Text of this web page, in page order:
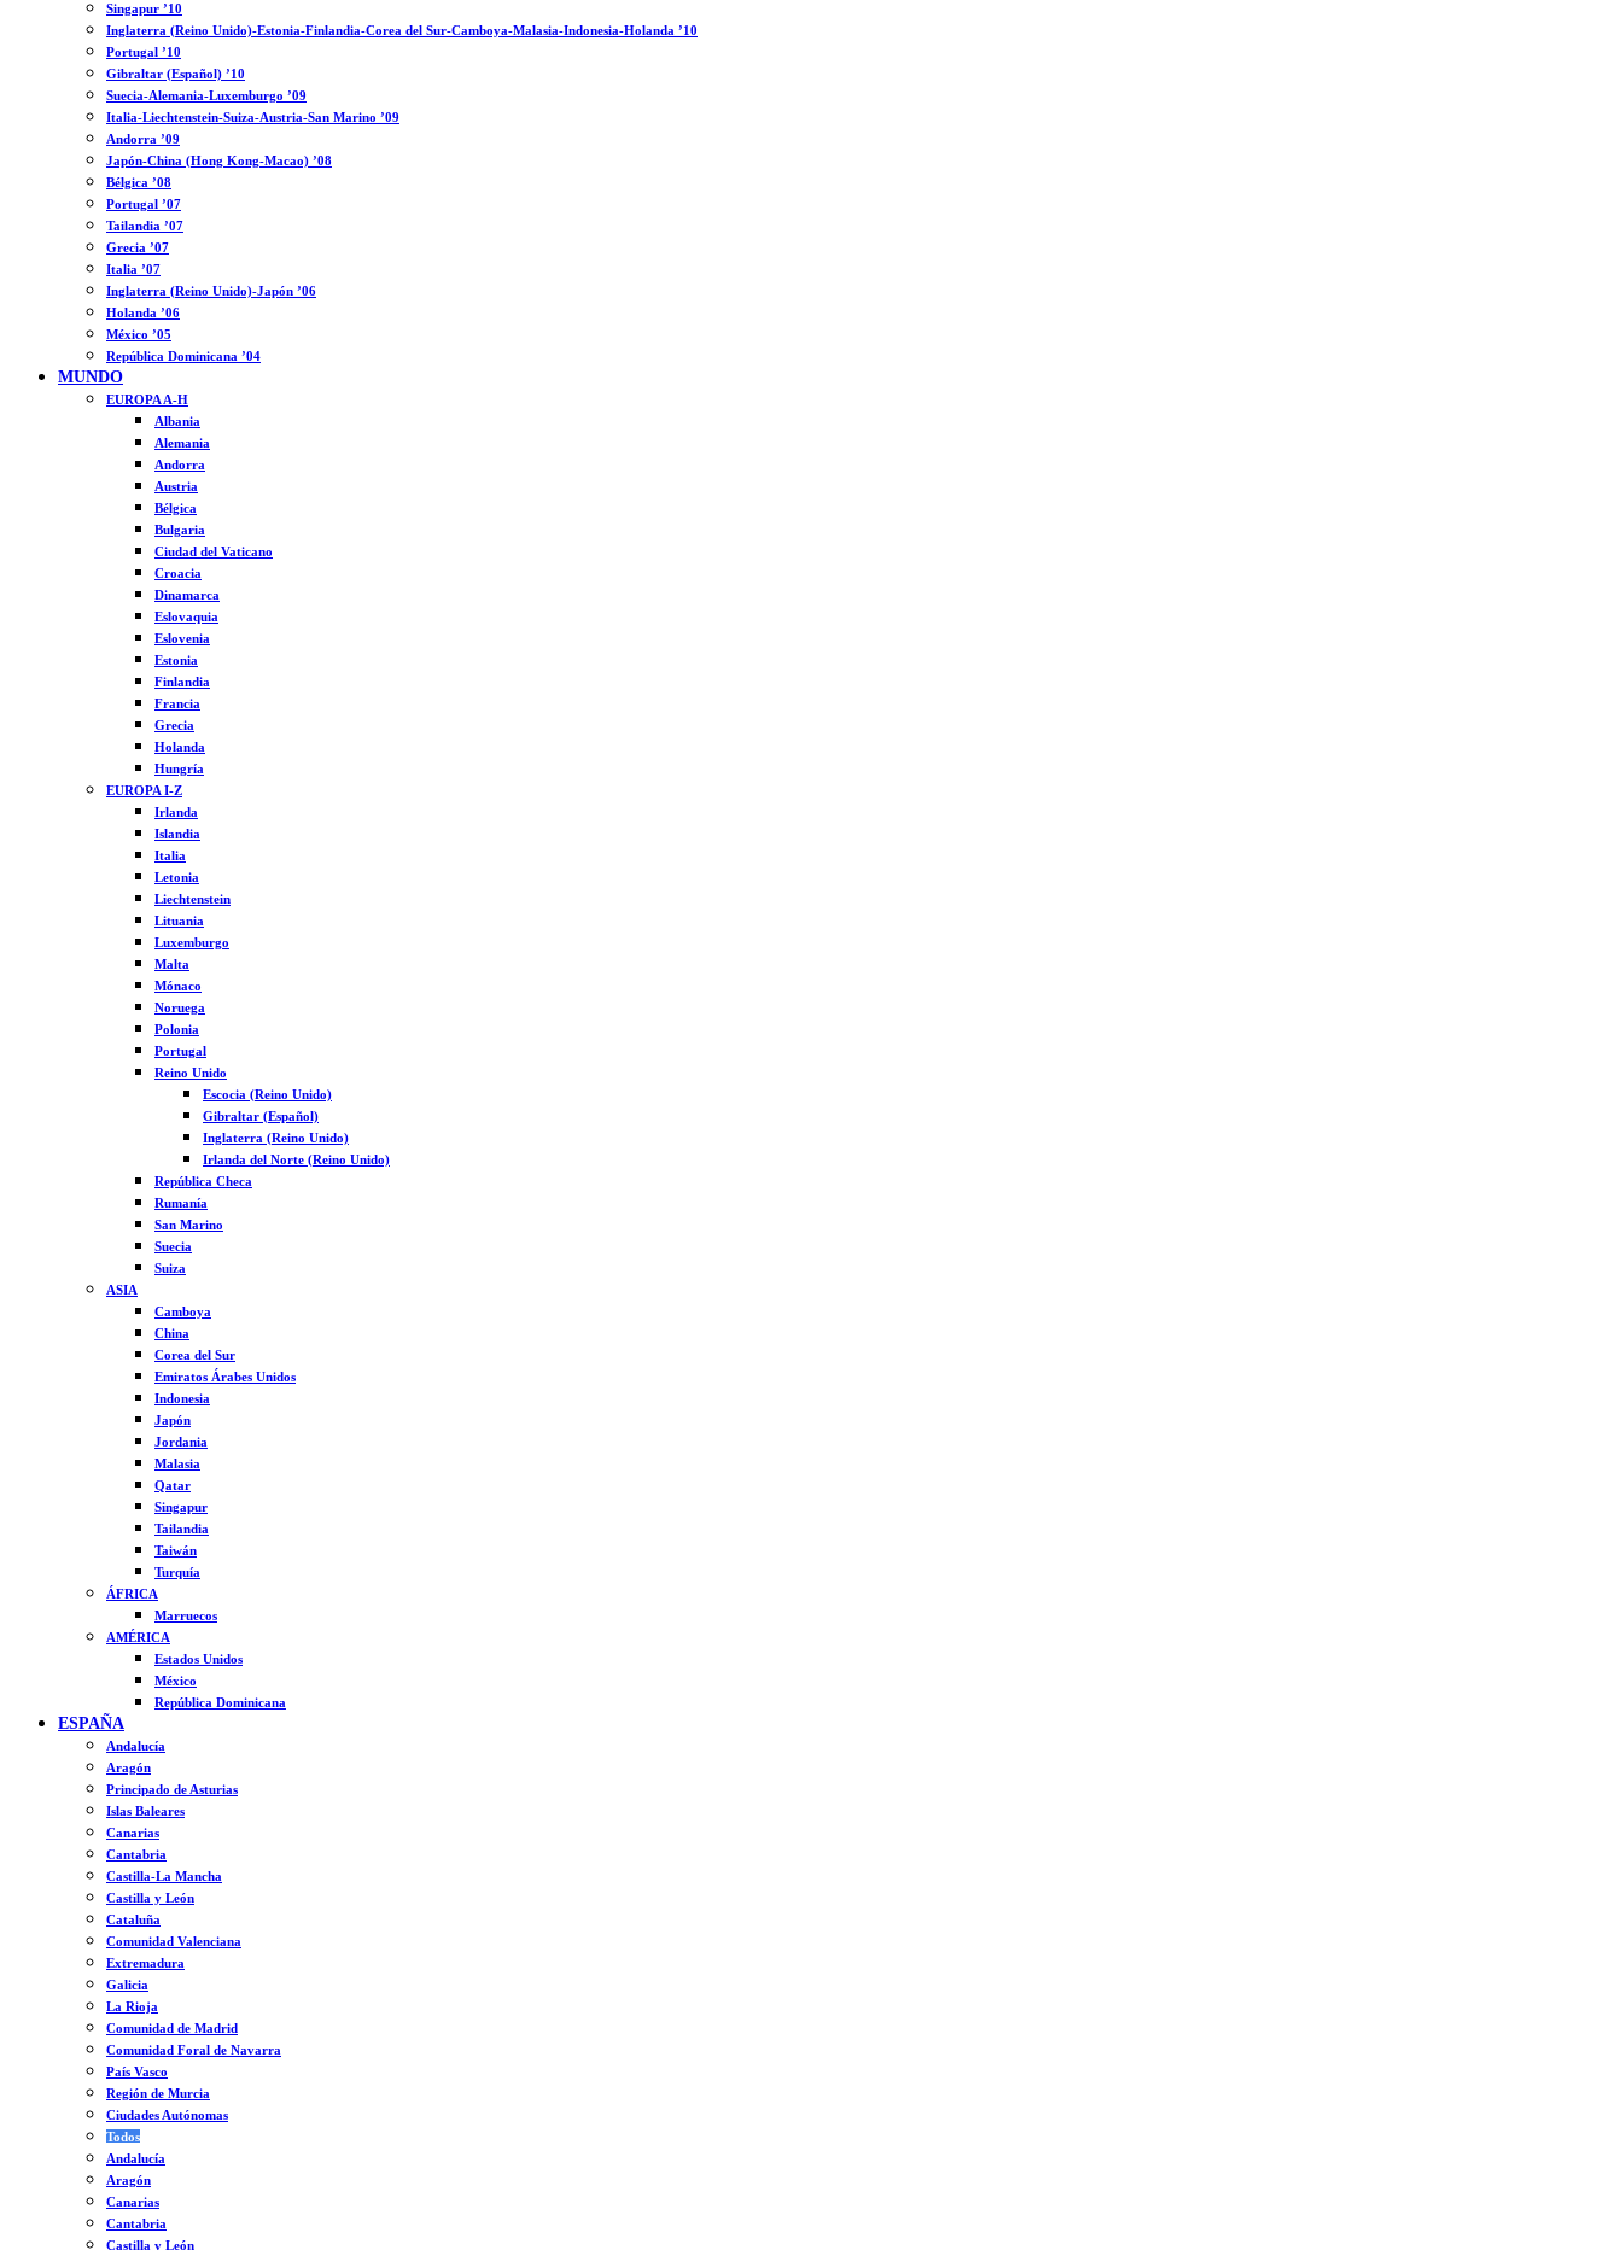
Singapur ’10
Inglaterra (Reino Unido)-Estonia-Finlandia-Corea del Sur-Camboya-Malasia-Indonesia-Holanda ’10
Portugal ’10
Gibraltar (Español) ’10
Suecia-Alemania-Luxemburgo ’09
Italia-Liechtenstein-Suiza-Austria-San Marino ’09
Andorra ’09
Japón-China (Hong Kong-Macao) ’08
Bélgica ’08
Portugal ’07
Tailandia ’07
Grecia ’07
Italia ’07
Inglaterra (Reino Unido)-Japón ’06
Holanda ’06
México ’05
República Dominicana ’04
MUNDO
EUROPA A-H
Albania
Alemania
Andorra
Austria
Bélgica
Bulgaria
Ciudad del Vaticano
Croacia
Dinamarca
Eslovaquia
Eslovenia
Estonia
Finlandia
Francia
Grecia
Holanda
Hungría
EUROPA I-Z
Irlanda
Islandia
Italia
Letonia
Liechtenstein
Lituania
Luxemburgo
Malta
Mónaco
Noruega
Polonia
Portugal
Reino Unido
Escocia (Reino Unido)
Gibraltar (Español)
Inglaterra (Reino Unido)
Irlanda del Norte (Reino Unido)
República Checa
Rumanía
San Marino
Suecia
Suiza
ASIA
Camboya
China
Corea del Sur
Emiratos Árabes Unidos
Indonesia
Japón
Jordania
Malasia
Qatar
Singapur
Tailandia
Taiwán
Turquía
ÁFRICA
Marruecos
AMÉRICA
Estados Unidos
México
República Dominicana
ESPAÑA
Andalucía
Aragón
Principado de Asturias
Islas Baleares
Canarias
Cantabria
Castilla-La Mancha
Castilla y León
Cataluña
Comunidad Valenciana
Extremadura
Galicia
La Rioja
Comunidad de Madrid
Comunidad Foral de Navarra
País Vasco
Región de Murcia
Ciudades Autónomas
Todos
Andalucía
Aragón
Canarias
Cantabria
Castilla y León